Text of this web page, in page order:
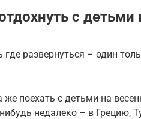
с детьми
развернуться – один
поехать с детьми на
недалеко – в Грецию,